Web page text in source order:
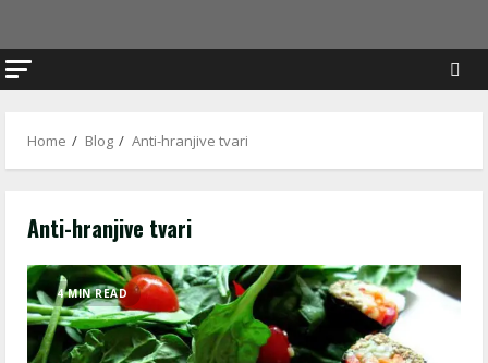
Home Blog Anti-hranjive tvari
Anti-hranjive tvari
4 MIN READ